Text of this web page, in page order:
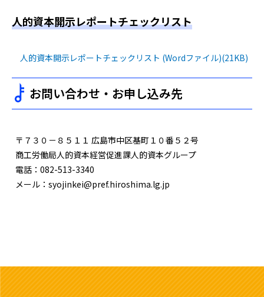
人的資本開示レポートチェックリスト
人的資本開示レポートチェックリスト (Wordファイル)(21KB)
お問い合わせ・お申し込み先
〒７３０－８５１１ 広島市中区基町１０番５２号
商工労働局人的資本経営促進課人的資本グループ
電話：082-513-3340
メール：syojinkei@pref.hiroshima.lg.jp